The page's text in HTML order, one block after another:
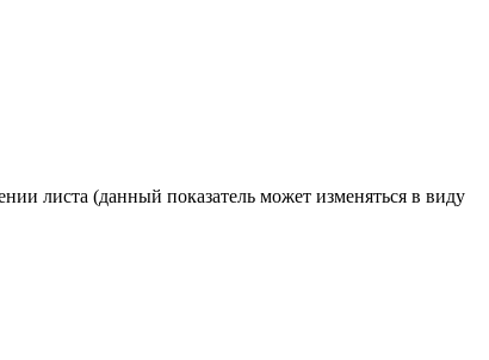
листа (данный показатель может изменяться в виду